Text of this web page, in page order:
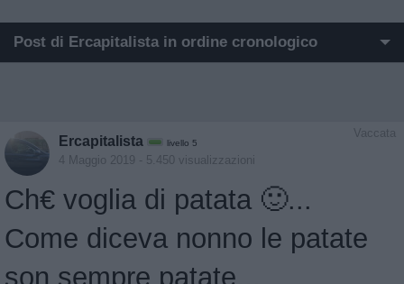
Post di Ercapitalista in ordine cronologico
Post in cui hanno evocato Ercapitalista
Post commentati da Ercapitalista
Primi post di Ercapitalista
Vaccata
Ercapitalista livello 5
4 Maggio 2019 - 5.450 visualizzazioni
Ch€ voglia di patata 🙂...
Come diceva nonno le patate
son sempre patate...